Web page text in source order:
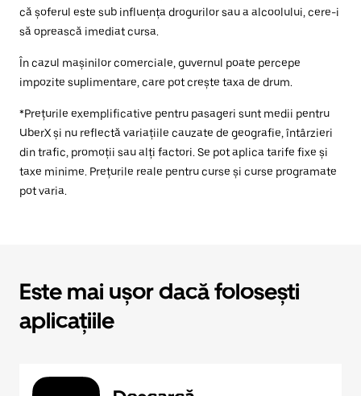
că șoferul este sub influența drogurilor sau a alcoolului, cere-i
să oprească imediat cursa.
În cazul mașinilor comerciale, guvernul poate percepe
impozite suplimentare, care pot crește taxa de drum.
*Prețurile exemplificative pentru pasageri sunt medii pentru
UberX și nu reflectă variațiile cauzate de geografie, întârzieri
din trafic, promoții sau alți factori. Se pot aplica tarife fixe și
taxe minime. Prețurile reale pentru curse și curse programate
pot varia.
Este mai ușor dacă folosești
aplicațiile